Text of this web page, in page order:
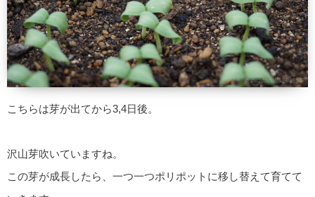
こちらは芽が出てから3,4日後。
沢山芽吹いていますね。
この芽が成長したら、一つ一つポリポットに移し替えて育てて